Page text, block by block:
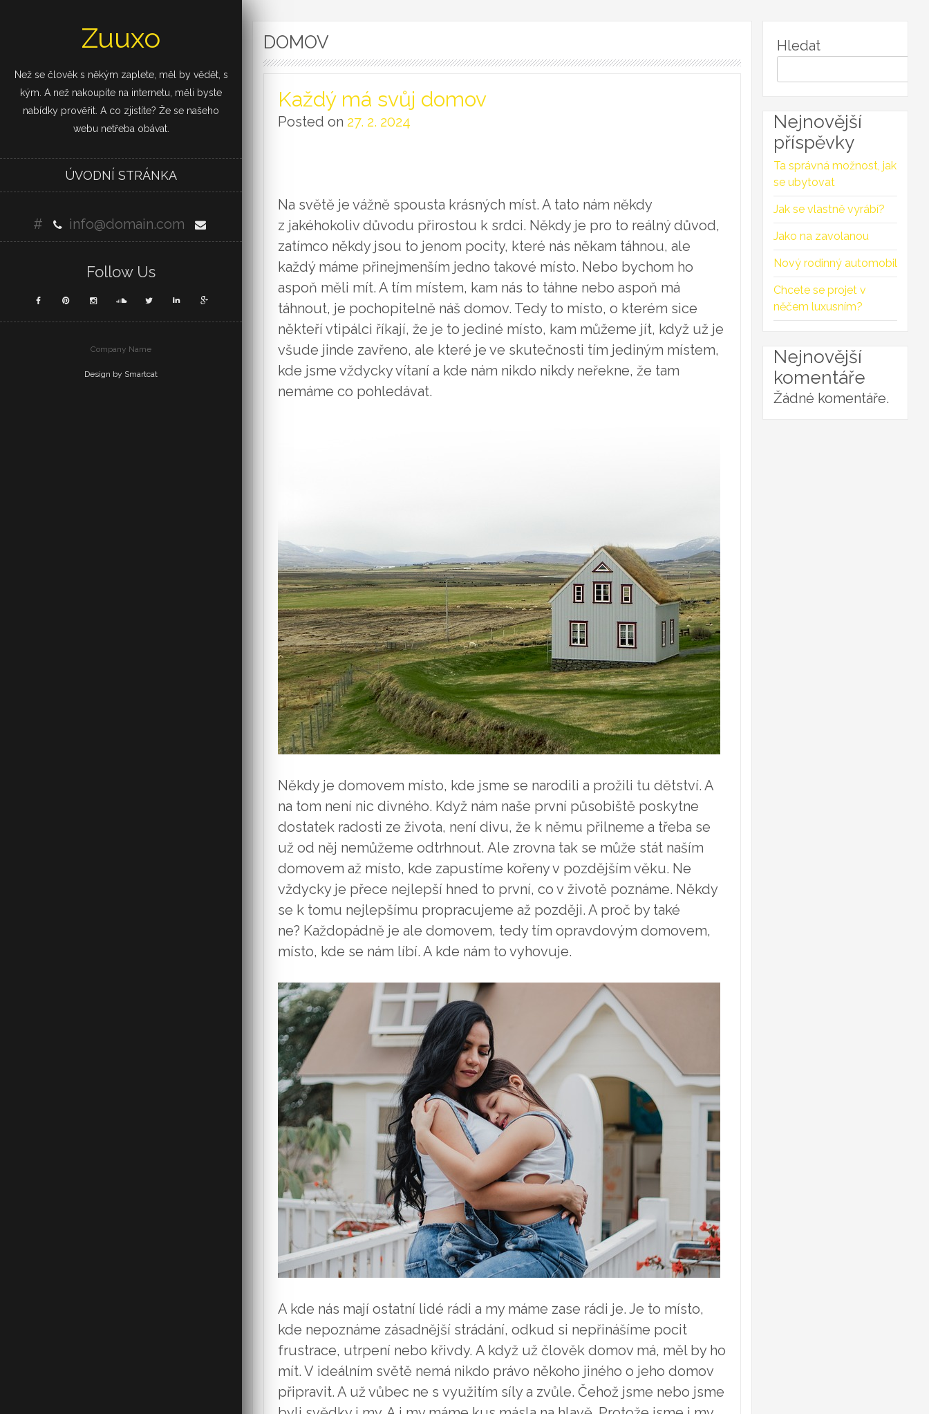
Zuuxo
Než se člověk s někým zaplete, měl by vědět, s
kým. A než nakoupíte na internetu, měli byste
nabídky prověřit. A co zjistíte? Že se našeho
webu netřeba obávat.
ÚVODNÍ STRÁNKA
# info@domain.com
Follow Us
Company Name
Design by Smartcat
DOMOV
Každý má svůj domov
Posted on 27. 2. 2024
Na světě je vážně spousta krásných míst. A tato nám někdy
z jakéhokoliv důvodu přirostou k srdci. Někdy je pro to reálný důvod,
zatímco někdy jsou to jenom pocity, které nás někam táhnou, ale
každý máme přinejmenším jedno takové místo. Nebo bychom ho
aspoň měli mít. A tím místem, kam nás to táhne nebo aspoň má
táhnout, je pochopitelně náš domov. Tedy to místo, o kterém sice
někteří vtipálci říkají, že je to jediné místo, kam můžeme jít, když už je
všude jinde zavřeno, ale které je ve skutečnosti tím jediným místem,
kde jsme vždycky vítaní a kde nám nikdo nikdy neřekne, že tam
nemáme co pohledávat.
Někdy je domovem místo, kde jsme se narodili a prožili tu dětství. A
na tom není nic divného. Když nám naše první působiště poskytne
dostatek radosti ze života, není divu, že k němu přilneme a třeba se
už od něj nemůžeme odtrhnout. Ale zrovna tak se může stát naším
domovem až místo, kde zapustíme kořeny v pozdějším věku. Ne
vždycky je přece nejlepší hned to první, co v životě poznáme. Někdy
se k tomu nejlepšímu propracujeme až později. A proč by také
ne? Každopádně je ale domovem, tedy tím opravdovým domovem,
místo, kde se nám líbí. A kde nám to vyhovuje.
A kde nás mají ostatní lidé rádi a my máme zase rádi je. Je to místo,
kde nepoznáme zásadnější strádání, odkud si nepřinášíme pocit
frustrace, utrpení nebo křivdy. A když už člověk domov má, měl by ho
mít. V ideálním světě nemá nikdo právo někoho jiného o jeho domov
připravit. A už vůbec ne s využitím síly a zvůle. Čehož jsme nebo jsme
Hledat
Nejnovější
příspěvky
Ta správná možnost, jak
se ubytovat
Jak se vlastně vyrábí?
Jako na zavolanou
Nový rodinný automobil
Chcete se projet v
něčem luxusním?
Nejnovější
komentáře
Žádné komentáře.